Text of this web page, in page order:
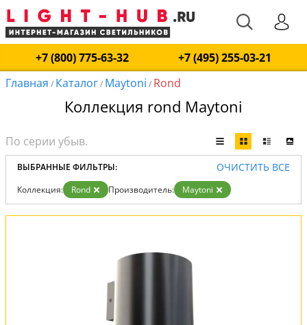
+7 (800) 775-63-32
+7 (495) 255-03-21
Главная / Каталог/ Maytoni / Rond
Коллекция rond Maytoni
ВЫБРАННЫЕ ФИЛЬТРЫ: ОЧИСТИТЬ ВСЕ
Коллекция: Rond Производитель: Maytoni